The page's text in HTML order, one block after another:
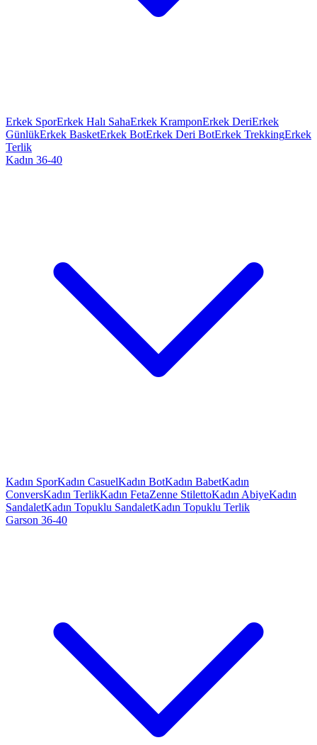
Erkek SporErkek Halı SahaErkek KramponErkek DeriErkek
GünlükErkek BasketErkek BotErkek Deri BotErkek TrekkingErkek
Terlik
Kadın 36-40
Kadın SporKadın CasuelKadın BotKadın BabetKadın
ConversKadın TerlikKadın FetaZenne StilettoKadın AbiyeKadın
SandaletKadın Topuklu SandaletKadın Topuklu Terlik
Garson 36-40